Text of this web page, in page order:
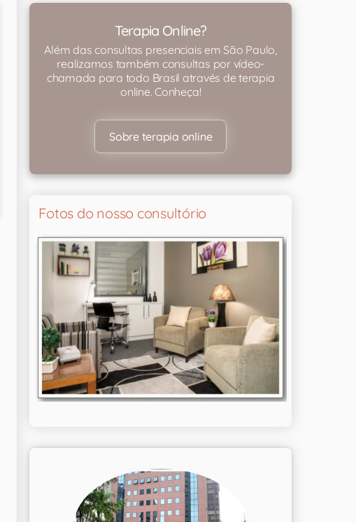
Terapia Online?
Além das consultas presenciais em São Paulo,
realizamos também consultas por vídeo-
chamada para todo Brasil através de terapia
online. Conheça!
Sobre terapia online
Fotos do nosso consultório